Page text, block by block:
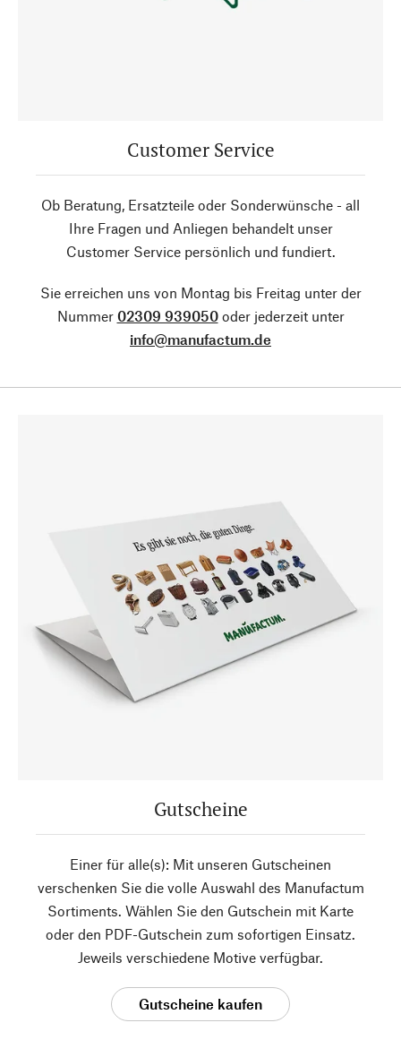
Customer Service
Ob Beratung, Ersatzteile oder Sonderwünsche - all
Ihre Fragen und Anliegen behandelt unser
Customer Service persönlich und fundiert.
Sie erreichen uns von Montag bis Freitag unter der
Nummer 02309 939050oder jederzeit unter
info@manufactum.de
Gutscheine
Einer für alle(s): Mit unseren Gutscheinen
verschenken Sie die volle Auswahl des Manufactum
Sortiments. Wählen Sie den Gutschein mit Karte
oder den PDF-Gutschein zum sofortigen Einsatz.
Jeweils verschiedene Motive verfügbar.
Gutscheine kaufen